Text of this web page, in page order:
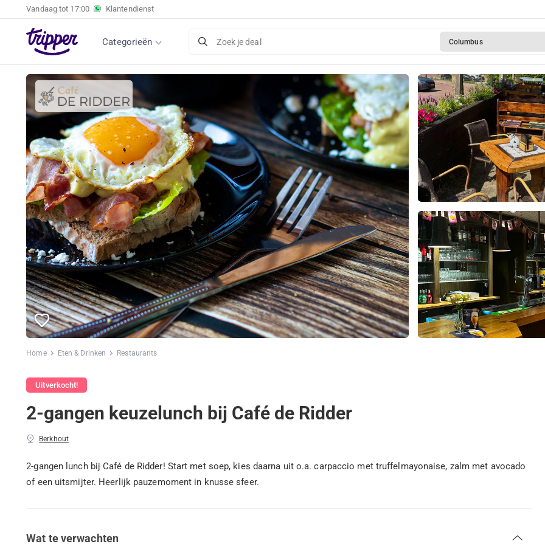
Vandaag tot 17:00 Klantendienst
Categorieën Zoek je deal Columbus
Home Eten & Drinken Restaurants
Uitverkocht!
2-gangen keuzelunch bij Café de Ridder
Berkhout
2-gangen lunch bij Café de Ridder! Start met soep, kies daarna uit o.a. carpaccio met truffelmayonaise, zalm met avocado
of een uitsmijter. Heerlijk pauzemoment in knusse sfeer.
Wat te verwachten